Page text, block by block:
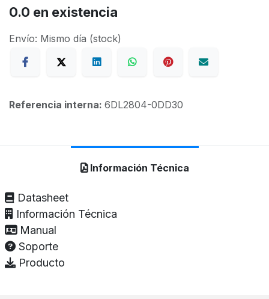
0.0 en existencia
Envío: Mismo día (stock)
Referencia interna: 6DL2804-0DD30
Información Técnica
Datasheet
Información Técnica
Manual
Soporte
Producto